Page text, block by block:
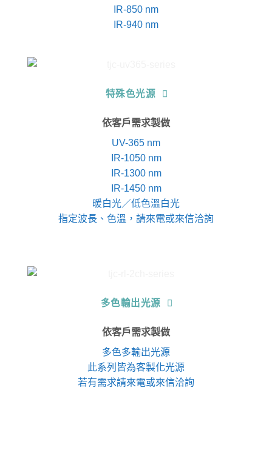
IR-850 nm
IR-940 nm
特殊色光源
依客戶需求製做
UV-365 nm
IR-1050 nm
IR-1300 nm
IR-1450 nm
暖白光／低色溫白光
指定波長、色溫，請來電或來信洽詢
多色輸出光源
依客戶需求製做
多色多輸出光源
此系列皆為客製化光源
若有需求請來電或來信洽詢